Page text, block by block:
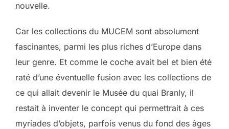
nouvelle.
Car les collections du MUCEM sont absolument
fascinantes, parmi les plus riches d’Europe dans
leur genre. Et comme le coche avait bel et bien été
raté d’une éventuelle fusion avec les collections de
ce qui allait devenir le Musée du quai Branly, il
restait à inventer le concept qui permettrait à ces
myriades d’objets, parfois venus du fond des âges